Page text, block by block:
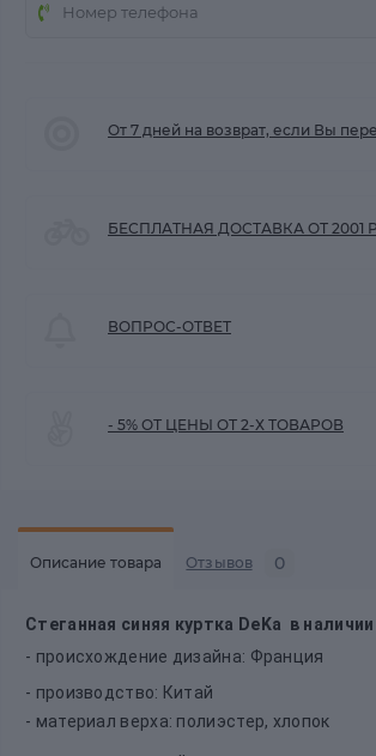
От 7 дней на возврат, если Вы
БЕСПЛАТНАЯ ДОСТАВКА ОТ 2001
ВОПРОС-ОТВЕТ
- 5% ОТ ЦЕНЫ ОТ 2-Х ТОВАРОВ
Описание товара Отзывов 0
Стеганная синяя куртка DeKa в
- происхождение дизайна: Франция
- производство: Китай
- материал верха: полиэстер, хлопок